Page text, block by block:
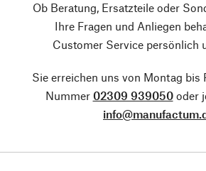
Ob Beratung, Ersatzteile oder
Ihre Fragen und Anliegen
Customer Service persönlich
Sie erreichen uns von Montag bis
Nummer 02309 939050oder